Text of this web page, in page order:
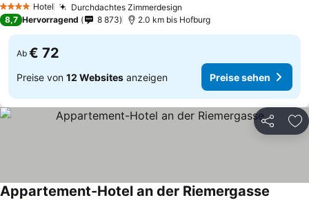
4 Sterne Hotel Durchdachtes Zimmerdesign
8,7 Hervorragend 8 873 2.0 km bis Hofburg
Ab € 72
Preise von 12 Websites anzeigen Preise sehen
Teilen
Appartement-Hotel an der Riemergasse